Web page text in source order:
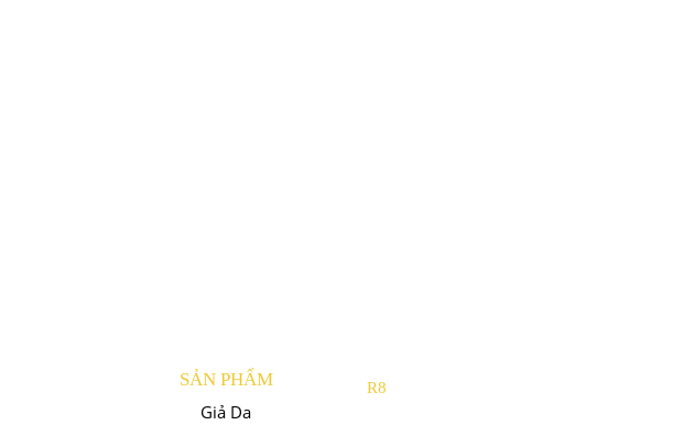
SẢN PHẨM
Giả Da
R8